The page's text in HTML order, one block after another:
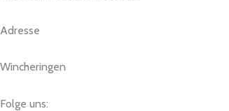
Adresse
Wincheringen
Folge uns: